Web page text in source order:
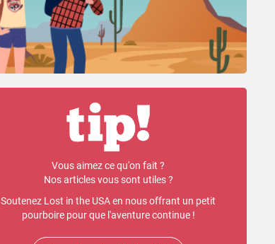
Vous aimez ce qu'on fait ?
Nos articles vous sont utiles ?
Soutenez Lost in the USA en nous offrant un petit
pourboire pour que l'aventure continue !